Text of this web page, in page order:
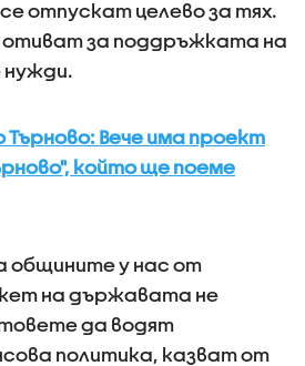
отпускат целево за тях.
за поддръжката на
нужди.
Вече има проект
който ще поеме
общините у нас от
на държавата не
да водят
политика, казват от